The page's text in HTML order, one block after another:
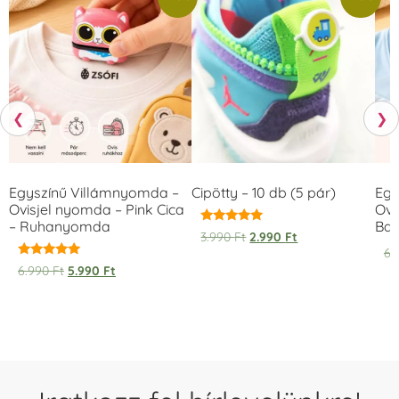
❮
Egyszínű Villámnyomda –
Ovisjel nyomda – Pink Cica
– Ruhanyomda
Értékelés:
5.00
6.990Ft 5.990 Ft
Cipötty – 10 db (5 pár)
Értékelés:
5.00
3.990Ft 2.990 Ft
❯